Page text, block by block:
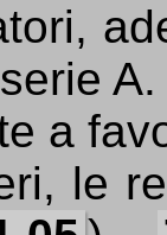
A.
a
le